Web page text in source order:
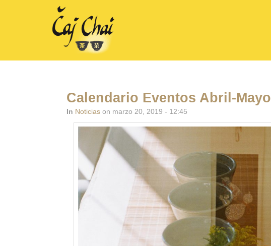
Calendario Eventos Abril-Mayo
In Noticias on marzo 20, 2019 - 12:45